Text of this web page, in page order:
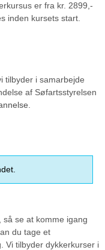
er fra kr. 2899,-
inden kursets start.
tilbyder i samarbejde
af Søfartsstyrelsen
.
se at komme igang
du tage et
Vi tilbyder dykkerkurser i